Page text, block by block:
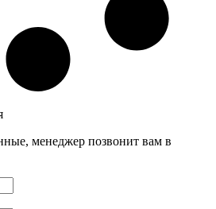
менеджер позвонит вам в